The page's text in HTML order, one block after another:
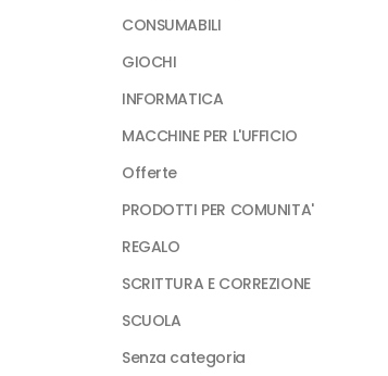
CONSUMABILI
GIOCHI
INFORMATICA
MACCHINE PER L'UFFICIO
Offerte
PRODOTTI PER COMUNITA'
REGALO
SCRITTURA E CORREZIONE
SCUOLA
Senza categoria